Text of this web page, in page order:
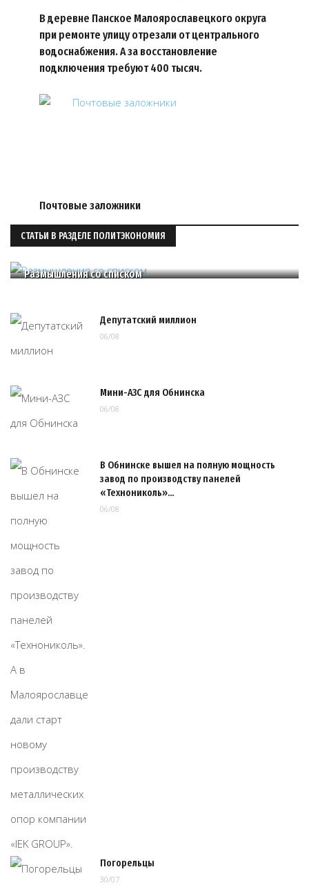
В деревне Панское Малоярославецкого округа
при ремонте улицу отрезали от центрального
водоснабжения. А за восстановление
подключения требуют 400 тысяч.
Почтовые заложники
СТАТЬИ В РАЗДЕЛЕ ПОЛИТЭКОНОМИЯ
Размышления со списком
Депутатский миллион
06/08
Мини-АЗС для Обнинска
06/08
В Обнинске вышел на полную мощность
завод по производству панелей
«Технониколь»…
06/08
Погорельцы
30/07